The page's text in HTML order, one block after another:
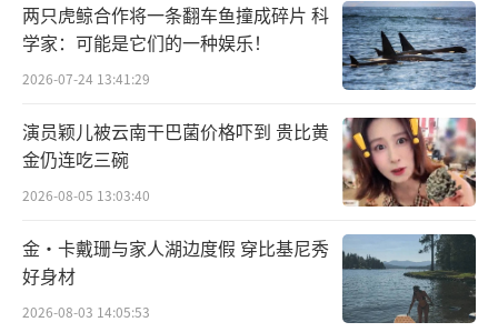
之高阁之前曾多次在私人或半私人场合演出，
以免圣-桑失去“严肃艺术家“的声誉。
《动物狂欢节》于1921年在圣-桑去世后数
月内出版，迅速成为音乐会观众的最爱。倒数
第二首“天鹅”广为流传，作曲家生前曾出版
厦管弦乐团大提琴首席合作的版本，郎朗还专
门录制了一首为他改编的“天鹅”，以满足自
己的节奏需要。
两只虎鲸合作将一条翻车鱼撞成碎片 科
学家：可能是它们的一种娱乐！
2026-07-24 13:41:29
演员颖儿被云南干巴菌价格吓到 贵比黄
金仍连吃三碗
2026-08-05 13:03:40
金·卡戴珊与家人湖边度假 穿比基尼秀
好身材
2026-08-03 14:05:53